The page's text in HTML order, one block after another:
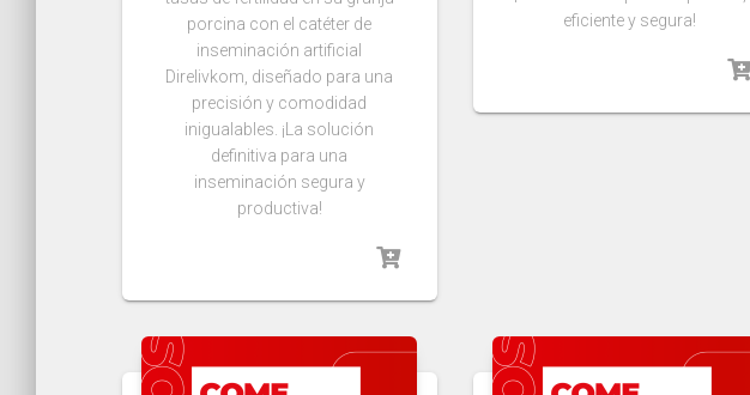
porcina con el catéter de
inseminación artificial
Direlivkom, diseñado para una
precisión y comodidad
inigualables. ¡La solución
definitiva para una
inseminación segura y
productiva!
eficiente y segura!